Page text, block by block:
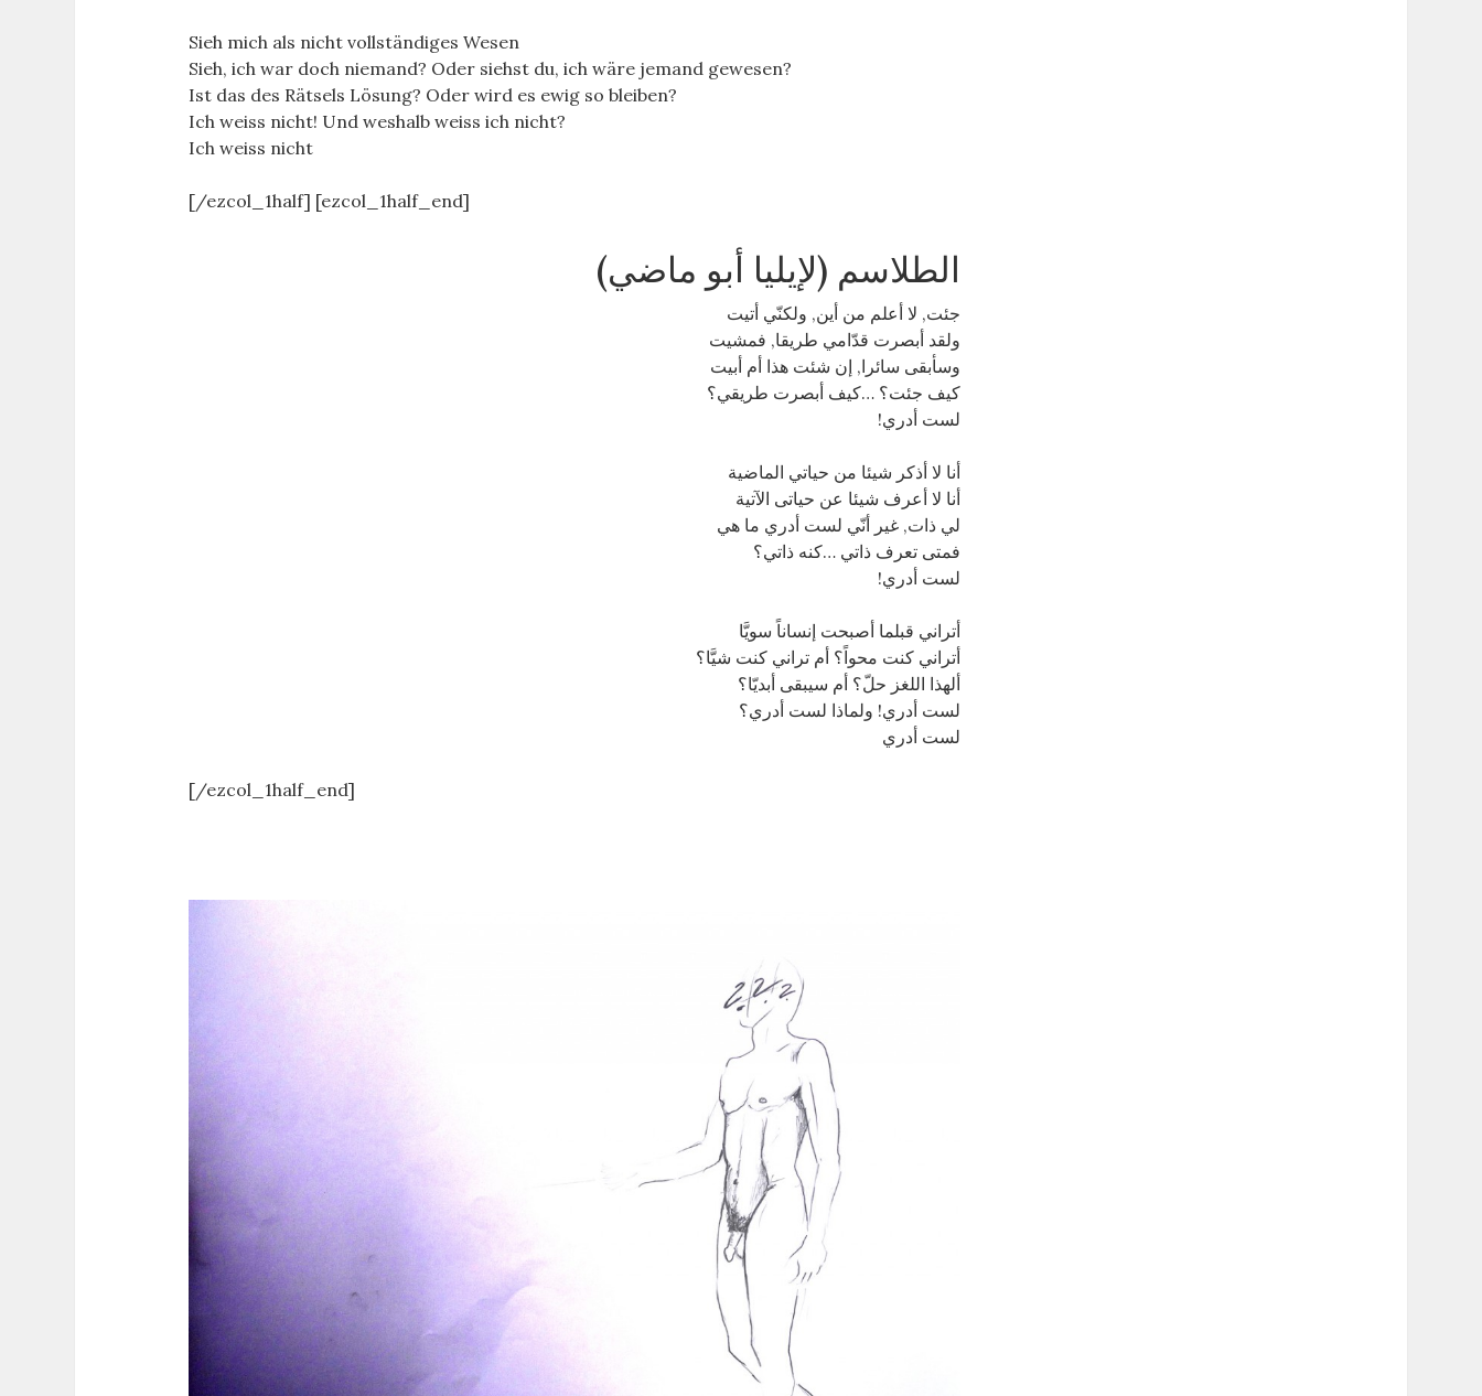
Sieh mich als nicht vollständiges Wesen
Sieh, ich war doch niemand? Oder siehst du, ich wäre jemand gewesen?
Ist das des Rätsels Lösung? Oder wird es ewig so bleiben?
Ich weiss nicht! Und weshalb weiss ich nicht?
Ich weiss nicht
[/ezcol_1half] [ezcol_1half_end]
(الطلاسم (لإيليا أبو ماضي
جئت, لا أعلم من أين, ولكنّي أتيت
ولقد أبصرت قدّامي طريقا, فمشيت
وسأبقى سائرا, إن شئت هذا أم أبيت
كيف جئت؟ …كيف أبصرت طريقي؟
!لست أدري
أنا لا أذكر شيئا من حياتي الماضية
أنا لا أعرف شيئا عن حياتى الآتية
لي ذات, غير أنّي لست أدري ما هي
فمتى تعرف ذاتي …كنه ذاتي؟
!لست أدري
أتراني قبلما أصبحت إنساناً سويَّا
أتراني كنت محواً؟ أم تراني كنت شيَّا؟
ألهذا اللغز حلّ؟ أم سيبقى أبديّا؟
لست أدري! ولماذا لست أدري؟
لست أدري
[/ezcol_1half_end]